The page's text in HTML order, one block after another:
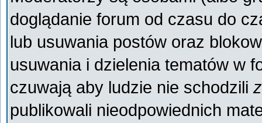
doglądanie forum od czasu do
lub usuwania postów oraz
usuwania i dzielenia tematów w
czuwają aby ludzie nie schodzili
publikowali nieodpowiednich